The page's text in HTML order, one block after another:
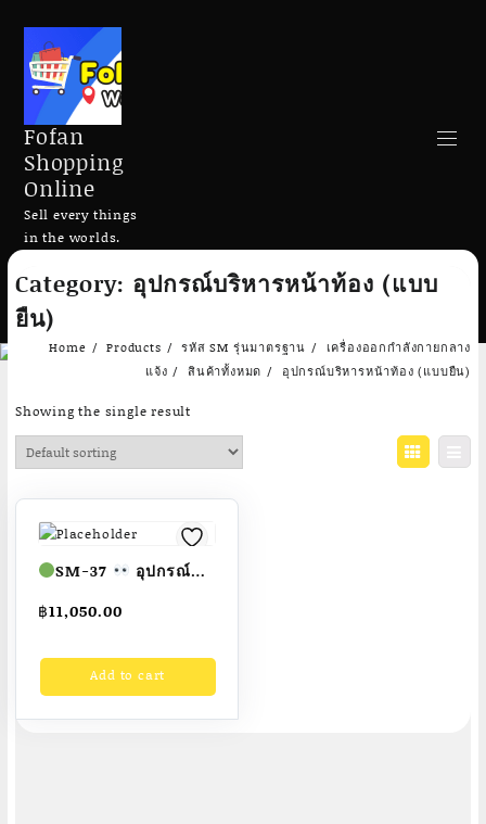
Skip
content
Fofan
Shopping
Online
Sell every things
in the worlds.
Search
Category: อุปกรณ์บริหารหน้าท้อง (แบบ
ยืน)
Home Products รหัส SM รุ่นมาตรฐาน
เครื่องออกกำลังกายกลาง
แจ้ง
สินค้าทั้งหมด อุปกรณ์บริหารหน้าท้อง (แบบยืน)
Showing the single result
SM-37
อุปกรณ์
ยืน)
Fofansendai
฿11,050.00
Add to cart